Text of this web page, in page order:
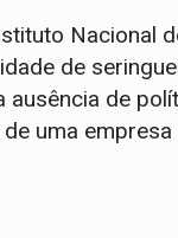
Nacional
de
de
uma